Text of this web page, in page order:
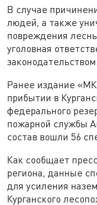
В случае
людей, а также
повреждения
уголовная
законодательством.
Ранее издание
прибытии в
федерального
пожарной службы
состав вошли 56
Как сообщает
региона, данные
для усиления
Курганского